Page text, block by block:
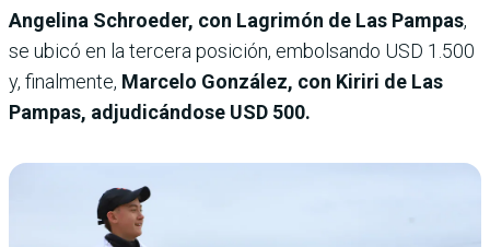
Angelina Schroeder, con Lagrimón de Las Pampas,
se ubicó en la tercera posición, embolsando USD 1.500
y, finalmente, Marcelo González, con Kiriri de Las
Pampas, adjudicándose USD 500.